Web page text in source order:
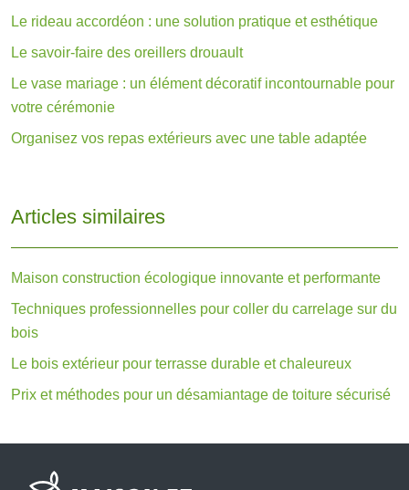
Le rideau accordéon : une solution pratique et esthétique
Le savoir-faire des oreillers drouault
Le vase mariage : un élément décoratif incontournable pour
votre cérémonie
Organisez vos repas extérieurs avec une table adaptée
Articles similaires
Maison construction écologique innovante et performante
Techniques professionnelles pour coller du carrelage sur du
bois
Le bois extérieur pour terrasse durable et chaleureux
Prix et méthodes pour un désamiantage de toiture sécurisé